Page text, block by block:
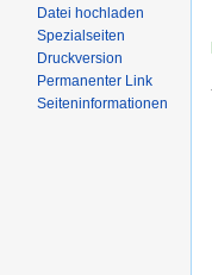
Datei hochladen
Spezialseiten
Druckversion
Permanenter Link
Seiteninformationen